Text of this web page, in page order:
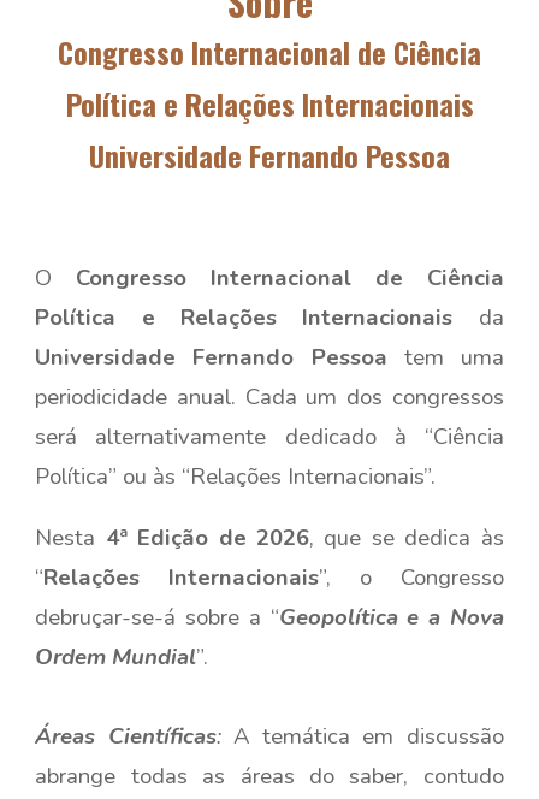
Congresso Internacional de Ciência
Política e Relações Internacionais
Universidade Fernando Pessoa
O Congresso Internacional de Ciência
Política e Relações Internacionais da
Universidade Fernando Pessoa tem uma
periodicidade anual. Cada um dos congressos
será alternativamente dedicado à “Ciência
Política” ou às “Relações Internacionais”.
Nesta 4ª Edição de 2026, que se dedica às
“Relações Internacionais”, o Congresso
debruçar-se-á sobre a “Geopolítica e a Nova
Ordem Mundial”.
Áreas Científicas:A temática em discussão
abrange todas as áreas do saber, contudo